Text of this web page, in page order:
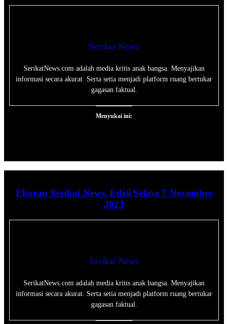
Serikat News
SerikatNews.com adalah media kritis anak bangsa. Menyajikan
informasi secara akurat. Serta setia menjadi platform ruang bertukar
gagasan faktual.
Menyukai ini:
Ekoran Serikat News, Edisi Selasa 7 November
2023
Serikat News
SerikatNews.com adalah media kritis anak bangsa. Menyajikan
informasi secara akurat. Serta setia menjadi platform ruang bertukar
gagasan faktual.